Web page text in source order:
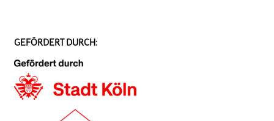
GEFÖRDERT DURCH: